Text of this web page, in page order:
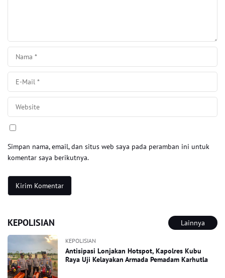
Simpan nama, email, dan situs web saya pada peramban ini untuk
komentar saya berikutnya.
KEPOLISIAN Lainnya
KEPOLISIAN
Antisipasi Lonjakan Hotspot, Kapolres Kubu
Raya Uji Kelayakan Armada Pemadam Karhutla